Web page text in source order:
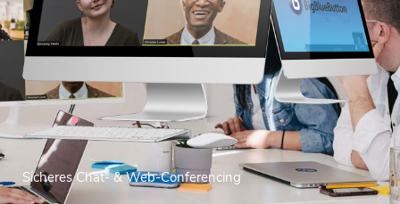
Sicheres Chat- & Web-Conferencing